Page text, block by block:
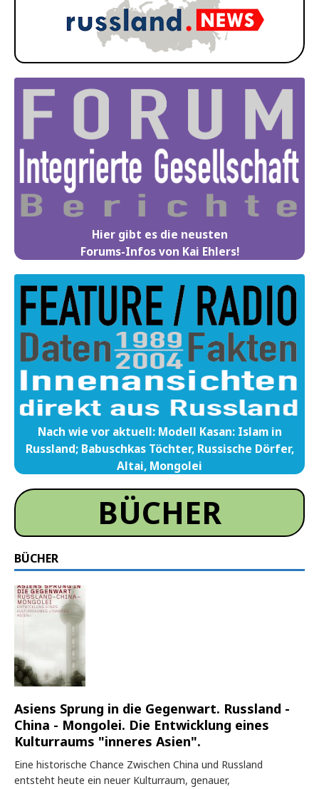
Hier gibt es die neusten
Forums-Infos von Kai Ehlers!
Nach wie vor aktuell: Modell Kasan: Islam in
Russland; Babuschkas Töchter, Russische Dörfer,
Altai, Mongolei
BÜCHER
BÜCHER
Asiens Sprung in die Gegenwart. Russland -
China - Mongolei. Die Entwicklung eines
Kulturraums "inneres Asien".
Eine historische Chance Zwischen China und Russland
entsteht heute ein neuer Kulturraum, genauer,